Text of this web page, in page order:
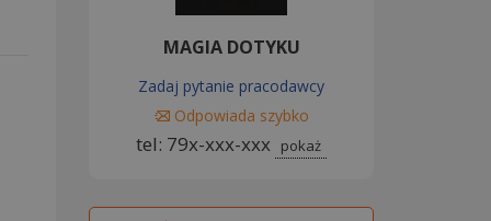
MAGIA DOTYKU
Zadaj pytanie pracodawcy
Odpowiada szybko
tel: 79x-xxx-xxx pokaż